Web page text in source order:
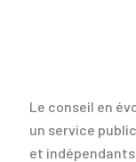
Le conseil en
un service
et